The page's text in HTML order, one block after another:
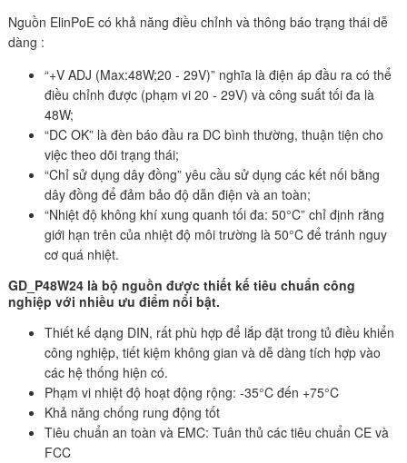
Nguồn ElinPoE có khả năng điều chỉnh và thông báo trạng thái dễ
dàng :
“+V ADJ (Max:48W;20 - 29V)” nghĩa là điện áp đầu ra có thể
điều chỉnh được (phạm vi 20 - 29V) và công suất tối đa là
48W;
“DC OK” là đèn báo đầu ra DC bình thường, thuận tiện cho
việc theo dõi trạng thái;
“Chỉ sử dụng dây đồng” yêu cầu sử dụng các kết nối bằng
dây đồng để đảm bảo độ dẫn điện và an toàn;
“Nhiệt độ không khí xung quanh tối đa: 50°C” chỉ định rằng
giới hạn trên của nhiệt độ môi trường là 50°C để tránh nguy
cơ quá nhiệt.
GD_P48W24 là bộ nguồn được thiết kế tiêu chuẩn công
nghiệp với nhiều ưu điểm nổi bật.
Thiết kế dạng DIN, rất phù hợp để lắp đặt trong tủ điều khiển
công nghiệp, tiết kiệm không gian và dễ dàng tích hợp vào
các hệ thống hiện có.
Phạm vi nhiệt độ hoạt động rộng: -35°C đến +75°C
Khả năng chống rung động tốt
Tiêu chuẩn an toàn và EMC: Tuân thủ các tiêu chuẩn CE và
FCC